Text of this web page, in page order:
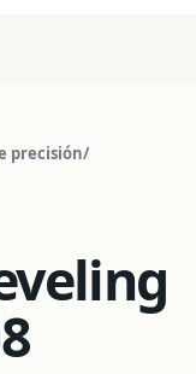
precisión/